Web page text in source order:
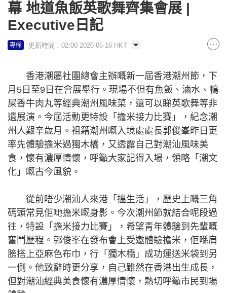
幕 地道魚飯英歌舞齊集會展 |
Executive日記
專欄 更新時間：02:00 2026-05-16 HKT
香港潮屬社團總會主辦嘅新一屆香港潮州節，下
月5日至9日在會展舉行。現場不但有魚飯、滷水、鴨
屎香牛肉丸等經典潮州風味菜，還可以睇英歌舞等非
遺展演。今屆活動更特設「擔米接力比賽」，紀念潮
州人艱辛歲月。祖籍潮州嘅入境處處長郭俊峯昨日更
率先體驗擔米過獨木橋，又透露自己對潮汕風味美
食，懷有濃厚情懷，呼籲大家記得入場，領略「潮文
化」嘅古今風貌。
從前唔少潮汕人來港「搵生活」，歷史上嘅三角
碼頭常見佢哋擔米嘅身影。今次潮州節就結合呢段過
往，特設「擔米接力比賽」，希望青年體驗到先輩嘅
奮鬥歷程。郭俊峯在發布會上受邀體驗擔米，佢喺肩
膀搭上亞麻色布巾，行「獨木橋」成功運送米袋到另
一側。他致辭時更分享，自己雖然在香港出生成長，
但對潮汕經典美食懷有濃厚情懷，熱切呼籲市民到場